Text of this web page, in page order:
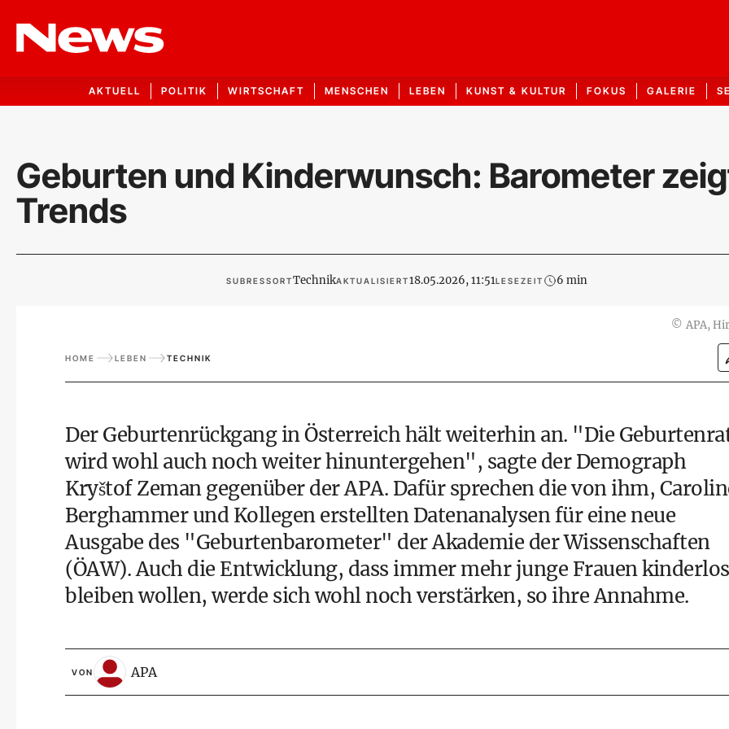
AKTUELL POLITIK WIRTSCHAFT MENSCHEN LEBEN KUNST & KULTUR FOKUS GALERIE
Geburten und Kinderwunsch: Barometer
Trends
SUBRESSORTTechnikAKTUALISIERT18.05.2026, 11:51LESEZEIT 6 min
© APA,
HOME LEBEN TECHNIK
Der Geburtenrückgang in Österreich hält weiterhin an. "Die
wird wohl auch noch weiter hinuntergehen", sagte der Demograph
Kryštof Zeman gegenüber der APA. Dafür sprechen die von ihm,
Berghammer und Kollegen erstellten Datenanalysen für eine neue
Ausgabe des "Geburtenbarometer" der Akademie der Wissenschaften
(ÖAW). Auch die Entwicklung, dass immer mehr junge Frauen kinderlos
bleiben wollen, werde sich wohl noch verstärken, so ihre Annahme.
VON APA